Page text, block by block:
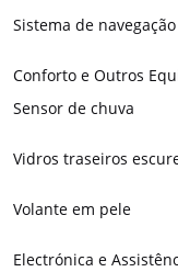
Sistema de navegação
Conforto e Outros
Sensor de chuva
Vidros traseiros
Volante em pele
Electrónica e